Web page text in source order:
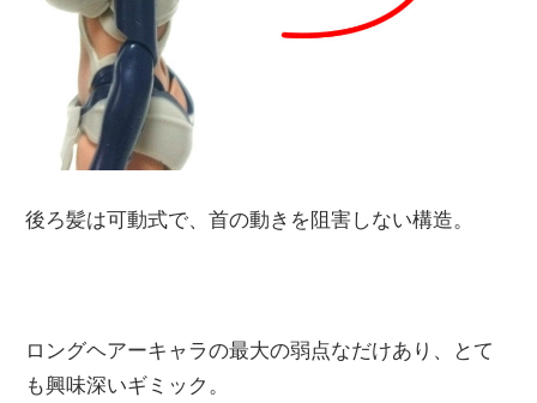
後ろ髪は可動式で、首の動きを阻害しない構造。
ロングヘアーキャラの最大の弱点なだけあり、とて
も興味深いギミック。